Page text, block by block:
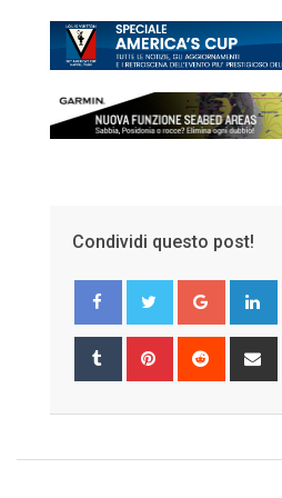
Condividi questo post!
Google+
Tumblr Pinterest Reddit